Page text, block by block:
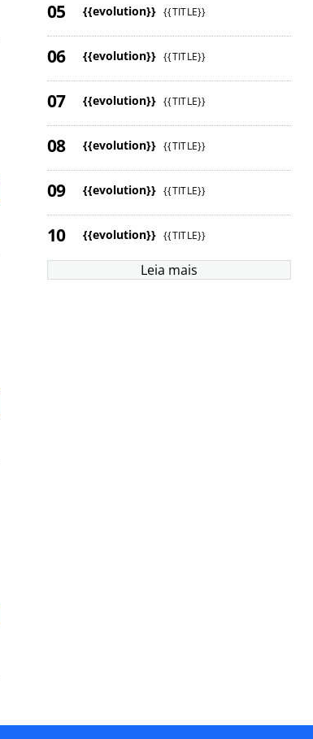
{{evolution}} {{TITLE}}
{{evolution}} {{TITLE}}
{{evolution}} {{TITLE}}
{{evolution}} {{TITLE}}
{{evolution}} {{TITLE}}
{{evolution}} {{TITLE}}
Leia mais